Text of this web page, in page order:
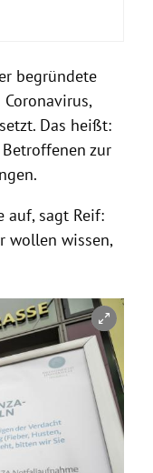
begründete
Das heißt:
zur
auf, sagt Reif:
wollen wissen,